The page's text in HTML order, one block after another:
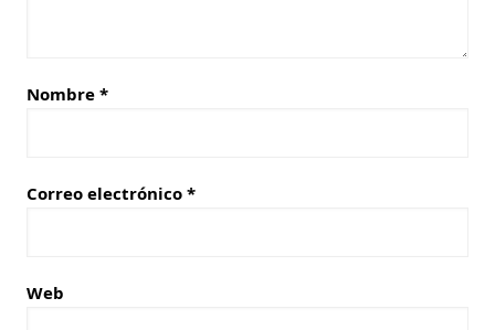
Nombre *
Correo electrónico *
Web